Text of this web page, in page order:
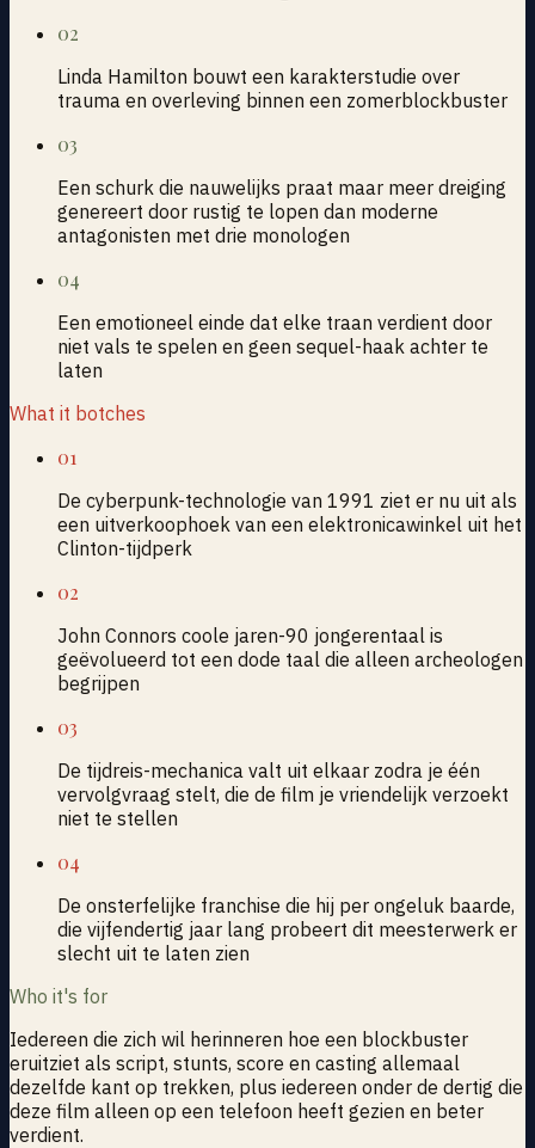
02
Linda Hamilton bouwt een karakterstudie over
trauma en overleving binnen een zomerblockbuster
03
Een schurk die nauwelijks praat maar meer dreiging
genereert door rustig te lopen dan moderne
antagonisten met drie monologen
04
Een emotioneel einde dat elke traan verdient door
niet vals te spelen en geen sequel-haak achter te
laten
What it botches
01
De cyberpunk-technologie van 1991 ziet er nu uit als
een uitverkoophoek van een elektronicawinkel uit het
Clinton-tijdperk
02
John Connors coole jaren-90 jongerentaal is
geëvolueerd tot een dode taal die alleen archeologen
begrijpen
03
De tijdreis-mechanica valt uit elkaar zodra je één
vervolgvraag stelt, die de film je vriendelijk verzoekt
niet te stellen
04
De onsterfelijke franchise die hij per ongeluk baarde,
die vijfendertig jaar lang probeert dit meesterwerk er
slecht uit te laten zien
Who it's for
Iedereen die zich wil herinneren hoe een blockbuster
eruitziet als script, stunts, score en casting allemaal
dezelfde kant op trekken, plus iedereen onder de dertig die
deze film alleen op een telefoon heeft gezien en beter
verdient.